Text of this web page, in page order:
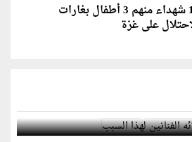
10 شهداء منهم 3 أطفال بغارات
على غزة
الفنانين لهذا السبب